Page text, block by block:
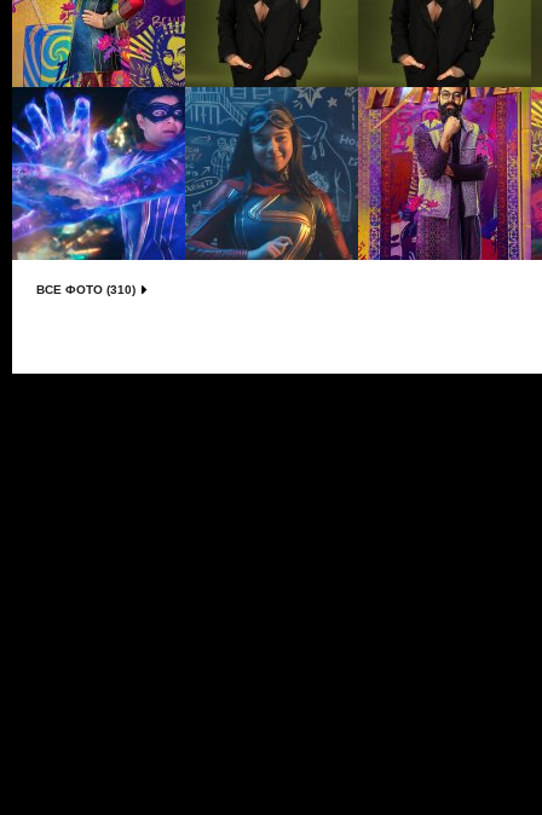
ВСЕ ФОТО (310)